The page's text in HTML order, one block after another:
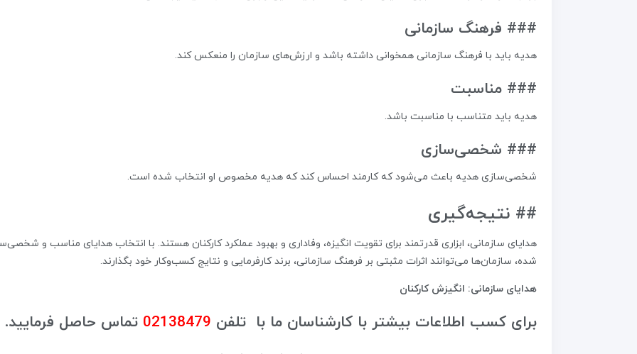
### فرهنگ سازمانی
هدیه باید با فرهنگ سازمانی همخوانی داشته باشد و ارزش‌های سازمان را منعکس کند.
### مناسبت
هدیه باید متناسب با مناسبت باشد.
### شخصی‌سازی
شخصی‌سازی هدیه باعث می‌شود که کارمند احساس کند که هدیه مخصوص او انتخاب شده است.
## نتیجه‌گیری
هدایای سازمانی، ابزاری قدرتمند برای تقویت انگیزه، وفاداری و بهبود عملکرد کارکنان هستند. با انتخاب هدایای مناسب و
شده، سازمان‌ها می‌توانند اثرات مثبتی بر فرهنگ سازمانی، برند کارفرمایی و نتایج کسب‌وکار خود بگذارند.
هدایای سازمانی: انگیزش کارکنان
برای کسب اطلاعات بیشتر با کارشناسان ما با تلفن 02138479 تماس حاصل فرمایید.